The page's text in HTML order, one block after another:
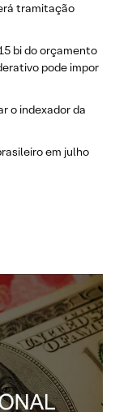
tramitação
bi do orçamento
pode impor
o indexador da
em julho